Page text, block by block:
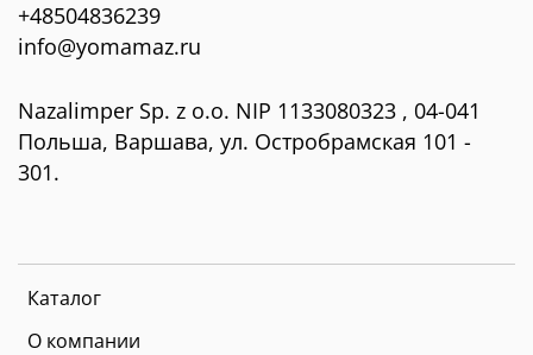
Каталог
О компании
+48504836239
info@yomamaz.ru
Nazalimper Sp. z o.o. NIP 1133080323 , 04-041
Польша, Варшава, ул. Остробрамская 101 -
301.